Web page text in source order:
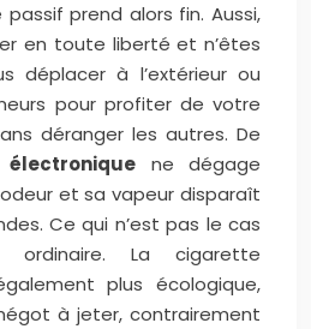
prend alors fin. Aussi,
en toute liberté et n’êtes
déplacer à l’extérieur ou
pour profiter de votre
déranger les autres. De
ne dégage
et sa vapeur disparaît
Ce qui n’est pas le cas
La cigarette
plus écologique,
à jeter, contrairement